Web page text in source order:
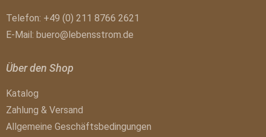
Telefon: +49 (0) 211 8766 2621
E-Mail: buero@lebensstrom.de
Über den Shop
Katalog
Zahlung & Versand
Allgemeine Geschäftsbedingungen